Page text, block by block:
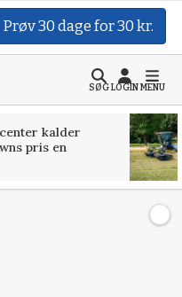
Prøv 30 dage for 30 kr.
SØGLOGINMENU
kalder
pris en